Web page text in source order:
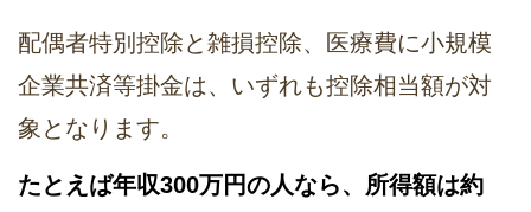
配偶者特別控除と雑損控除、医療費に小規模
企業共済等掛金は、いずれも控除相当額が対
象となります。
たとえば年収300万円の人なら、所得額は約